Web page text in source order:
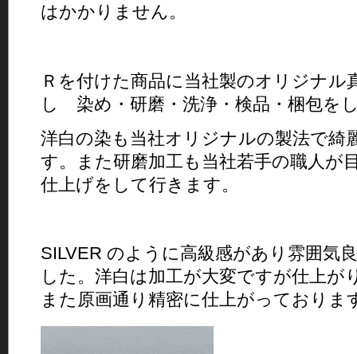
はかかりません。
Ｒを付けた商品に当社製のオリジナル
し 染め・研磨・洗浄・検品・梱包を
洋白の染も当社オリジナルの製法で綺
す。また研磨加工も当社若手の職人が
仕上げをして行きます。
SILVER のように高級感があり雰囲気
した。洋白は加工が大変ですが仕上が
また原画通り精密に仕上がっておりま